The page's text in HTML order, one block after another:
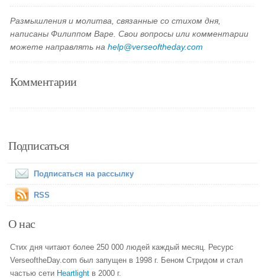
Размышления и молитва, связанные со стихом дня,
написаны Филиппом Варе. Свои вопросы или комментарии
можете направлять наhelp@verseoftheday.com
Комментарии
Подписаться
Подписаться на рассылку
RSS
О нас
Стих дня читают более 250 000 людей каждый месяц. Ресурс
VerseoftheDay.com был запущен в 1998 г. Беном Стридом и стал
частью сети Heartlight в 2000 г.